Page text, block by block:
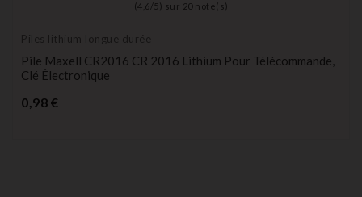
(4,6 / 5) sur 20note(s)
Piles lithium longue durée
Pile Maxell CR2016 CR 2016 Lithium Pour Télécommande,
Clé Électronique
0,98 €